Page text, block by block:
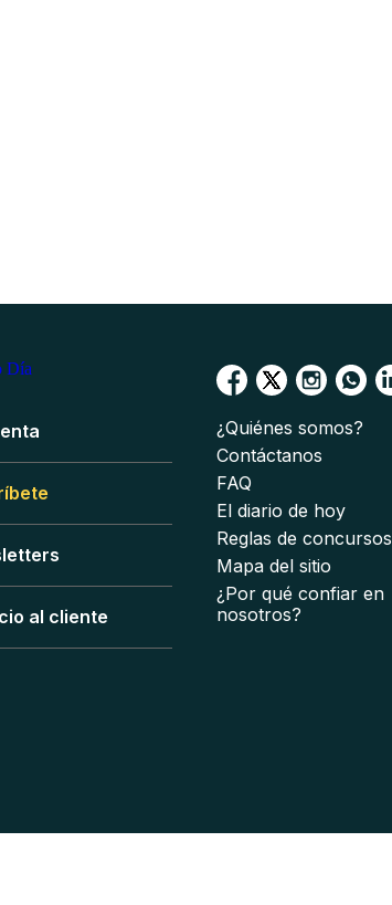
al cliente
¿Quiénes somos?
Contáctanos
FAQ
El diario de hoy
Reglas de concursos
Mapa del sitio
¿Por qué confiar en
nosotros?